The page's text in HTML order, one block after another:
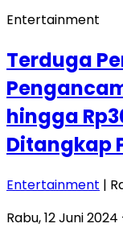
Entertainment
Terduga
hingga
Ditangkap
Entertainment |
Rabu, 12 Juni 2024